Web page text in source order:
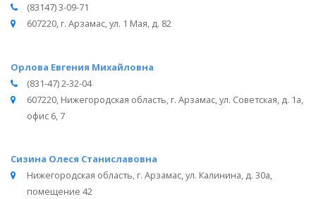
(83147) 3-09-71
607220, г. Арзамас, ул. 1 Мая, д. 82
Орлова Евгения Михайловна
(831-47) 2-32-04
607220, Нижегородская область, г. Арзамас, ул. Советская, д. 1а,
офис 6, 7
Сизина Олеся Станиславовна
Нижегородская область, г. Арзамас, ул. Калинина, д. 30а,
помещение 42